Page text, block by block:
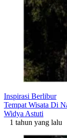
Inspirasi Berlibur
Tempat Wisata Di
Widya Astuti
1 tahun yang lalu